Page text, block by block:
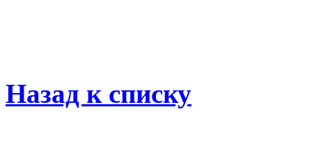
Назад к списку